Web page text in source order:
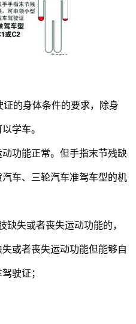
证的身体条件的要求，除身
学车。
功能正常。但手指末节残缺
车、三轮汽车准驾车型的机
失或者丧失运动功能的，
或者丧失运动功能但能够自
驶证；